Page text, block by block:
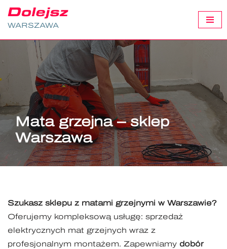
Przejdź
do
WARSZAWA
Mata grzejna – sklep
Warszawa
Szukasz sklepu z matami grzejnymi w Warszawie?
Oferujemy kompleksową usługę: sprzedaż
elektrycznych mat grzejnych wraz z
profesjonalnym montażem. Zapewniamy dobór